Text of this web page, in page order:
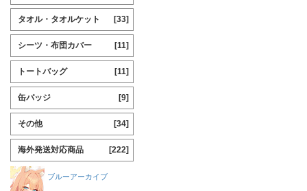
タオル・タオルケット [33]
シーツ・布団カバー [11]
トートバッグ [11]
缶バッジ [9]
その他 [34]
海外発送対応商品 [222]
ブルーアーカイブ